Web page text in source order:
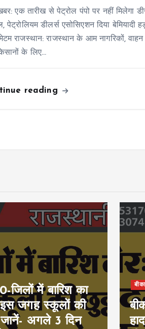
एक तारीख से पेट्रोल पंपो पर नहीं मिलेगा
पेट्रोलियम डीलर्स एसोसिएशन दिया बेमियादी
राजस्थान: राजस्थान के आम नागरिकों,
के लिए…
reading
में बारिश का
जगह स्कूलों की
अगले 3 दिन